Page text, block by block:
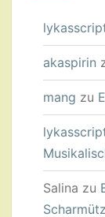
akaspirin
mang zu
Salina zu